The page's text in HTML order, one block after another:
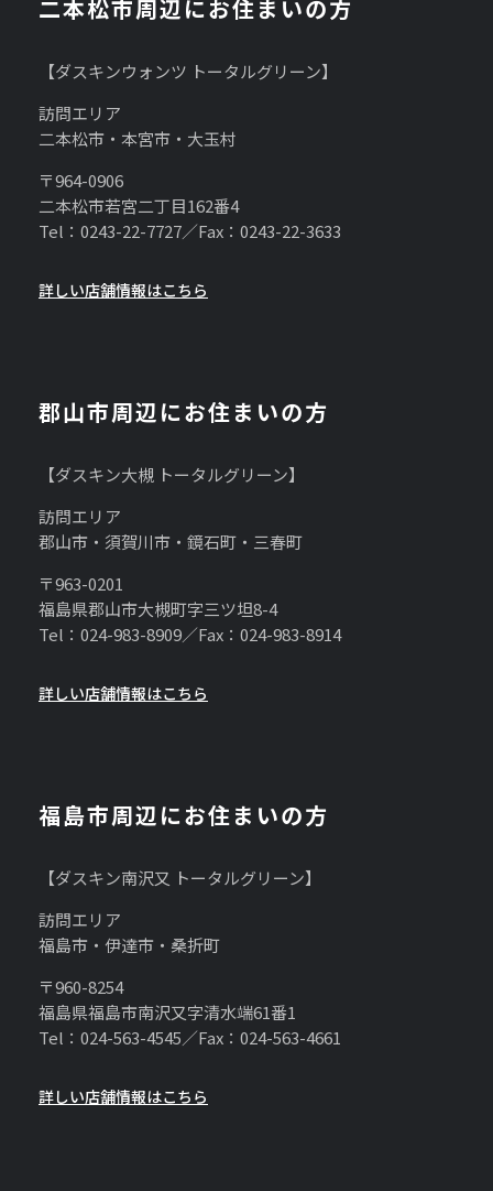
二本松市周辺にお住まいの方
【ダスキンウォンツ トータルグリーン】
訪問エリア
二本松市・本宮市・大玉村
〒964-0906
二本松市若宮二丁目162番4
Tel：0243-22-7727／Fax：0243-22-3633
詳しい店舗情報はこちら
郡山市周辺にお住まいの方
【ダスキン大槻 トータルグリーン】
訪問エリア
郡山市・須賀川市・鏡石町・三春町
〒963-0201
福島県郡山市大槻町字三ツ坦8-4
Tel：024-983-8909／Fax：024-983-8914
詳しい店舗情報はこちら
福島市周辺にお住まいの方
【ダスキン南沢又 トータルグリーン】
訪問エリア
福島市・伊達市・桑折町
〒960-8254
福島県福島市南沢又字清水端61番1
Tel：024-563-4545／Fax：024-563-4661
詳しい店舗情報はこちら